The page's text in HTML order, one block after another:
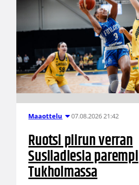
Maaottelu 07.08.2026 21:42
Ruotsi piirun verran
Susiladiesia parempi
Tukholmassa